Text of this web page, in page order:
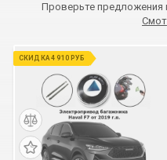
Проверьте предложения